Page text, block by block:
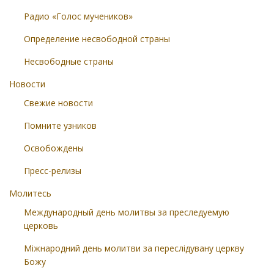
Радио «Голос мучеников»
Определение несвободной страны
Несвободные страны
Новости
Свежие новости
Помните узников
Освобождены
Пресс-релизы
Молитесь
Международный день молитвы за преследуемую
церковь
Міжнародний день молитви за переслідувану церкву
Божу